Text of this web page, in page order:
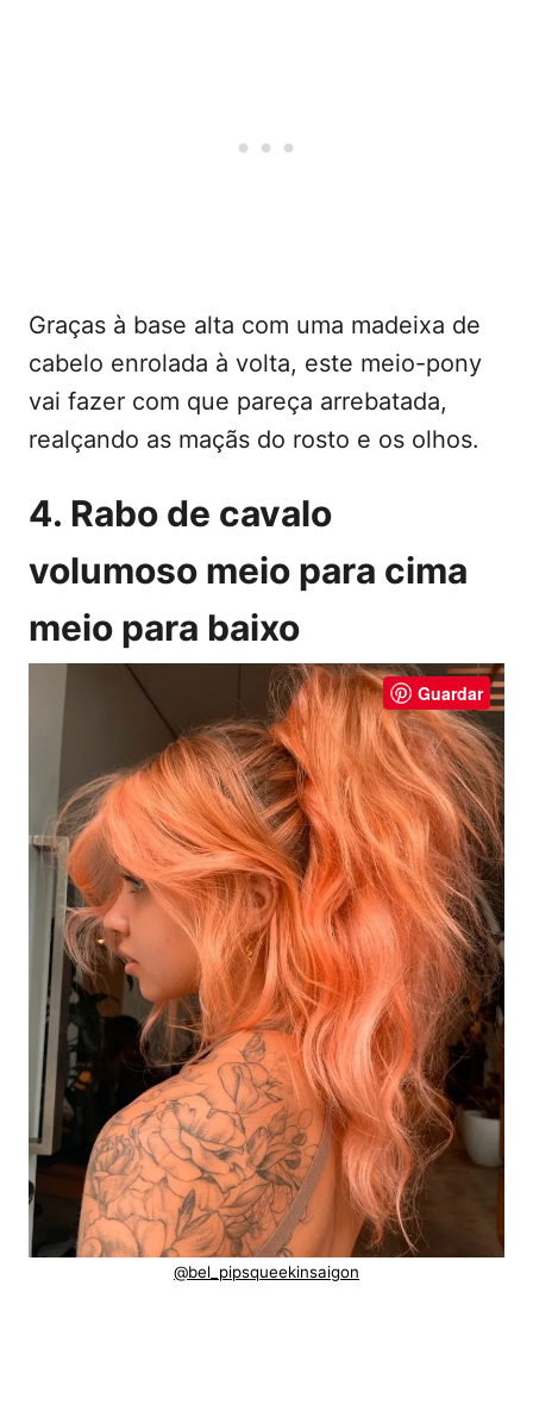
Graças à base alta com uma madeixa de
cabelo enrolada à volta, este meio-pony
vai fazer com que pareça arrebatada,
realçando as maçãs do rosto e os olhos.
4. Rabo de cavalo
volumoso meio para cima
meio para baixo
Guardar
@bel_pipsqueekinsaigon